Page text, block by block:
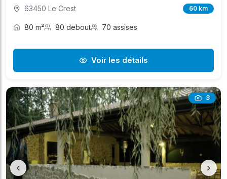
63450 Le Crest 60 km
80 m² 80 debout 70 assises
Voir les détails
3
‹ ›